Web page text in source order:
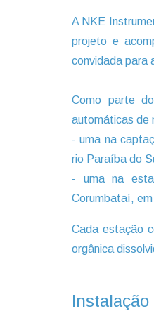
A NKE
projeto e
convidada para
Como parte
automáticas de
- uma na
rio Paraíba do
- uma na
Corumbataí,
Cada estação
orgânica